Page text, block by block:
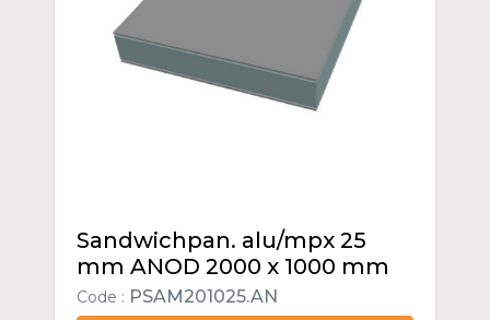
Sandwichpan. alu/mpx 25
mm ANOD 2000 x 1000 mm
Code : PSAM201025.AN